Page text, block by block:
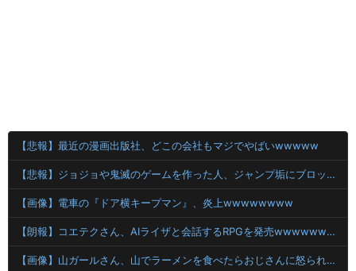
【悲報】最近の漫画出版社、どこの会社もマジでやばいwwwww
【悲報】ジョジョや鬼滅のゲームを作った人、ジャンプ垢にブロックされてお気持ち表明
【画像】電車の『ドア横キープマン』、炎上wwwwwwww
【朗報】コエテクさん、AIライザと会話するRPGを発売wwwwwwwwwwww
【画像】山ガールさん、山でラーメンを食べたらおじさんに怒られるｗｗｗ